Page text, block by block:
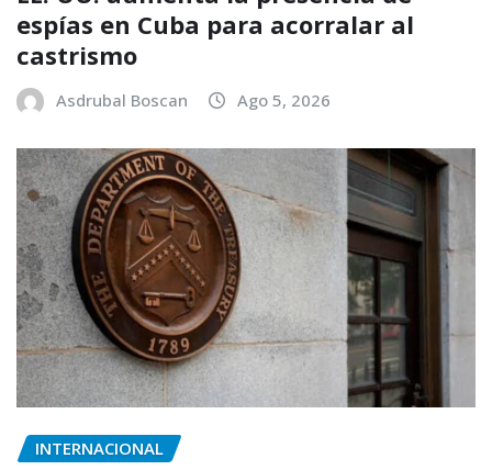
espías en Cuba para acorralar al
castrismo
Asdrubal Boscan Ago 5, 2026
INTERNACIONAL